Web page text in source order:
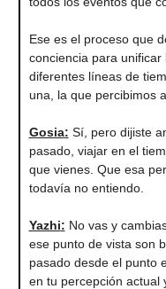
Ese es el proceso que
conciencia para
diferentes líneas de
una, la que percibimos
Gosia: Sí, pero dijiste
pasado, viajar en el
que vienes. Que esa
todavía no entiendo.
Yazhi: No vas y
ese punto de vista son
pasado desde el punto
en tu percepción actual